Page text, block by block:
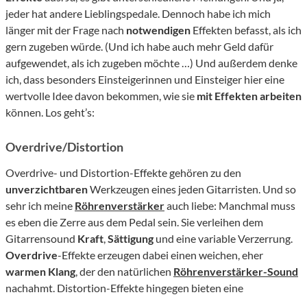
jeder hat andere Lieblingspedale. Dennoch habe ich mich
länger mit der Frage nach notwendigen Effekten befasst, als ich
gern zugeben würde. (Und ich habe auch mehr Geld dafür
aufgewendet, als ich zugeben möchte …) Und außerdem denke
ich, dass besonders Einsteigerinnen und Einsteiger hier eine
wertvolle Idee davon bekommen, wie sie mit Effekten arbeiten
können. Los geht’s:
Overdrive/Distortion
Overdrive- und Distortion-Effekte gehören zu den
unverzichtbarenWerkzeugen eines jeden Gitarristen. Und so
sehr ich meine Röhrenverstärkerauch liebe: Manchmal muss
es eben die Zerre aus dem Pedal sein. Sie verleihen dem
Gitarrensound Kraft,Sättigung und eine variable Verzerrung.
Overdrive-Effekte erzeugen dabei einen weichen, eher
warmen Klang, der den natürlichen Röhrenverstärker-Sound
nachahmt. Distortion-Effekte hingegen bieten eine